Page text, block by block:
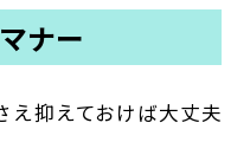
ナー
え抑えておけば大丈夫